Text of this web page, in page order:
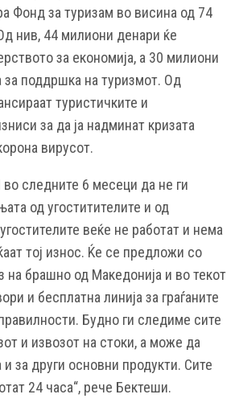
Фонд за туризам во висина од 74
нив, 44 милиони денари ќе
за економија, а 30 милиони
за поддршка на туризмот. Од
туристичките и
за да ја надминат кризата
вирусот.
следните 6 месеци да не ги
од угоститителите и од
веќе не работат и нема
тој износ. Ќе се предложи со
на брашно од Македонија и во текот
и бесплатна линија за граѓаните
Будно ги следиме сите
и извозот на стоки, а може да
за други основни продукти. Сите
24 часа“, рече Бектеши.